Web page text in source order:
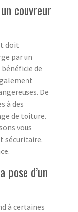
couvreur
doit
par un
de
De
à des
de toiture.
vous
sécuritaire.
pose d’un
à certaines